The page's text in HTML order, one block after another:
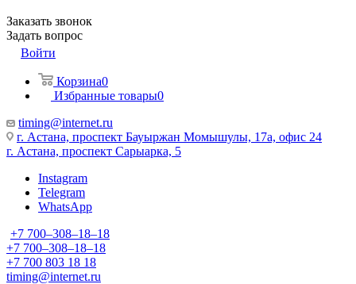
Заказать звонок
Задать вопрос
Войти
Корзина0
Избранные товары0
timing@internet.ru
г. Астана, проспект Бауыржан Момышулы, 17а, офис 24
г. Астана, проспект Сарыарка, 5
Instagram
Telegram
WhatsApp
+7 700‒308‒18‒18
+7 700‒308‒18‒18
+7 700 803 18 18
timing@internet.ru